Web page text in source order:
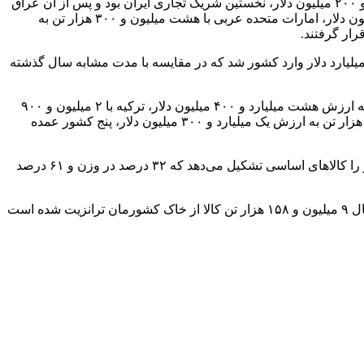
وی درخصوص عمده مقاصد صادراتی کالاهای ایرانی خاطرنشان‌کرد: در این مدت چین با ۲۱ میلیون و ۳۰۰ هزار تن کالا به ارزش ۱۰ میلیارد و ۲۰۰ میلیون دلار، نخستین شریک تجاری ایران بود و پس از آن عراق
با ۲۳ میلیون و ۵۰۰ هزار تن کالا به ارزش ۶ میلیارد و ۸۰۰ میلیون دلار، ترکیه با ۱۱ میلیون و ۷۰۰ هزار تن به ارزش چهار میلیارد و یکصد میلیون دلار، امارات متحده عربی با هشت میلیون و ۳۰۰ هزار تن به
گمرک ایران درخصوص آمار واردات کالا در ۹ ماهه سال‌جاری نیز گفت: در این مدت ۳۰ میلیون و یکصد هزار تن کالا به ارزش ۳۷ میلیارد دلار وارد کشور شد که در مقایسه با مدت مشابه سال گذشته
وی افزود: امارات متحده عربی با هشت میلیون و ۹۰۰ هزار تن کالا به ارزش ۱۱ میلیارد و ۵۰۰ میلیون دلار، چین با ۲ میلیون و ۵۰۰ هزار تن به ارزش هشت میلیارد و ۴۰۰ میلیون دلار، ترکیه با ۲ میلیون و ۹۰۰
هزار تن به ارزش سه میلیارد و ۷۰۰ میلیون دلار، آلمان با ۵۹۳ هزار تن به ارزش یک میلیارد و ۴۰۰ میلیون دلار و سوئیس با یک میلیون و ۶۰۰ هزار تن به ارزش یک میلیارد و ۳۰۰ میلیون دلار، پنج کشور عمده
مقدسی یادآور شد: از مجموع کالای وارداتی به کشور در مدت یادشده، ۲۳ میلیون و یکصد هزار تن آن به ارزش ۱۲ میلیارد و ۴۰۰ میلیون دلار را کالاهای اساسی تشکیل می‌دهد که ۳۲ درصد در وزن و ۶۱ درصد
سرپرست گمرک ایران همچنین با اشاره به رشد ۷۶ درصدی ترانزیت کالاهای خارجی از قلمرو جمهوری اسلامی ایران، گفت: در ۹ ماهه امسال ۹ میلیون و ۱۵۸ هزار تن کالا از خاک کشورمان ترانزیت شده است